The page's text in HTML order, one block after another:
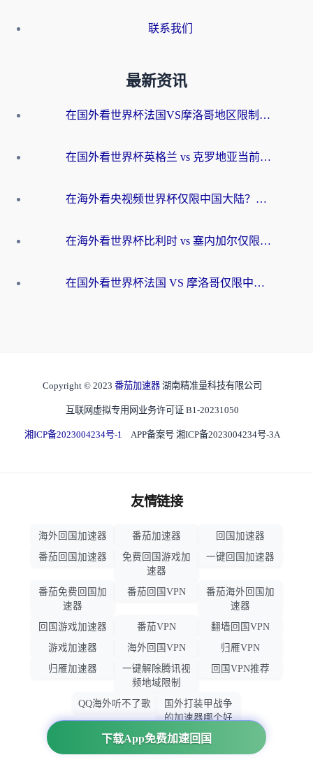
联系我们
最新资讯
在国外看世界杯法国VS摩洛哥地区限制？这篇指南让你流畅看中文解说无压力
在国外看世界杯英格兰 vs 克罗地亚当前地区不可播放？这篇指南帮你搞定所有海外观赛难题
在海外看央视频世界杯仅限中国大陆？这篇指南帮你解锁中文解说+无卡顿直播
在海外看世界杯比利时 vs 塞内加尔仅限中国大陆？我找到了最流畅的中文解说之路
在国外看世界杯法国 VS 摩洛哥仅限中国大陆？海外党这样看中文解说赛事不卡顿
下载App免费加速回国
Copyright © 2023 番茄加速器 湖南精准量科技有限公司
互联网虚拟专用网业务许可证 B1-20231050
湘ICP备2023004234号-1 APP备案号 湘ICP备2023004234号-3A
友情链接
海外回国加速器 番茄加速器
回国加速器
番茄回国加速器
免费回国游戏加
速器
一键回国加速器
番茄免费回国加
速器
番茄回国VPN
番茄海外回国加
速器
回国游戏加速器
番茄VPN
翻墙回国VPN
游戏加速器
海外回国VPN
归雁VPN
归雁加速器
一键解除腾讯视
频地域限制
回国VPN推荐
QQ海外听不了歌
国外打装甲战争
的加速器哪个好
用